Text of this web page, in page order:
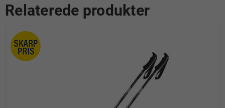
Relaterede produkter